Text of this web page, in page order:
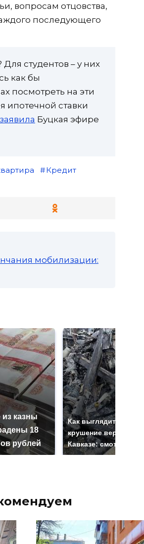
вопросам отцовства,
последующего
студентов – у них
как бы
посмотреть на эти
ипотечной ставки
заявила Буцкая эфире
Кредит
мобилизации:
из казны
18
рублей
Как выглядит место
крушение вертолета
Кавказе: смотреть